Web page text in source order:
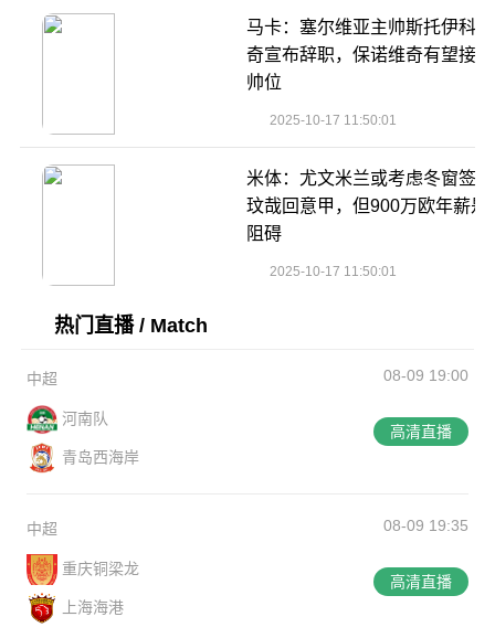
马卡：塞尔维亚主帅斯托伊科维
奇宣布辞职，保诺维奇有望接任
帅位
2025-10-17 11:50:01
米体：尤文米兰或考虑冬窗签金
玟哉回意甲，但900万欧年薪是
阻碍
2025-10-17 11:50:01
热门直播 / Match
中超 08-09 19:00
河南队
青岛西海岸
高清直播
中超 08-09 19:35
重庆铜梁龙
上海海港
高清直播